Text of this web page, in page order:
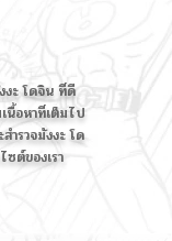
ะ โดจิน ที่ดี
อหาที่เต็มไป
ำรวจมังงะ โด
ต์ของเรา